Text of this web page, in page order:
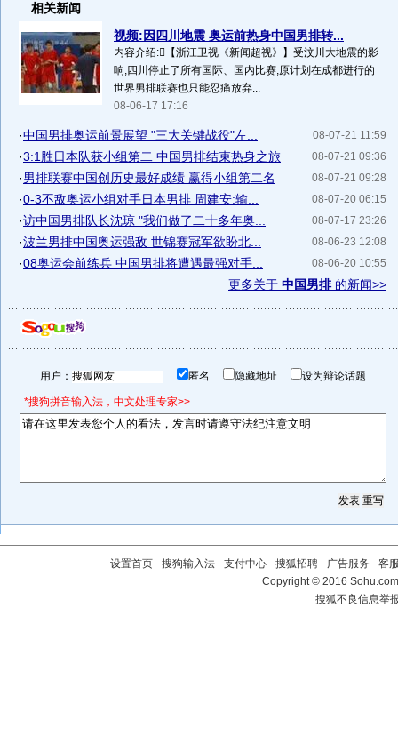
相关新闻
视频:因四川地震 奥运前热身中国男排转...
内容介绍:【浙江卫视《新闻超视》】受汶川大地震的影
响,四川停止了所有国际、国内比赛,原计划在成都进行的
世界男排联赛也只能忍痛放弃...
08-06-17 17:16
08-07-21 11:59
·中国男排奥运前景展望 "三大关键战役"左...
08-07-21 09:36
·3:1胜日本队获小组第二 中国男排结束热身之旅
08-07-21 09:28
·男排联赛中国创历史最好成绩 赢得小组第二名
08-07-20 06:15
·0-3不敌奥运小组对手日本男排 周建安:输...
08-07-17 23:26
·访中国男排队长沈琼 "我们做了二十多年奥...
08-06-23 12:08
·波兰男排中国奥运强敌 世锦赛冠军欲盼北...
08-06-20 10:55
·08奥运会前练兵 中国男排将遭遇最强对手...
更多关于 中国男排的新闻>>
用户： 匿名 隐藏地址 设为辩论话题
*搜狗拼音输入法，中文处理专家>>
设置首页 - 搜狗输入法 - 支付中心 - 搜狐招聘 - 广告服务 - 客
Copyright©2016
搜狐不良信息举